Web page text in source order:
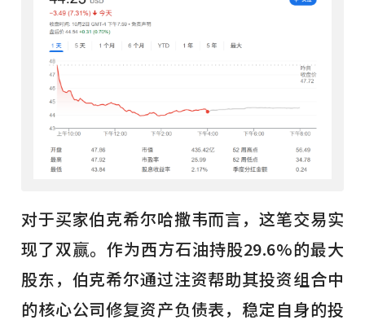
对于买家伯克希尔哈撒韦而言，这笔交易实
现了双赢。作为西方石油持股29.6%的最大
股东，伯克希尔通过注资帮助其投资组合中
的核心公司修复资产负债表，稳定自身的投